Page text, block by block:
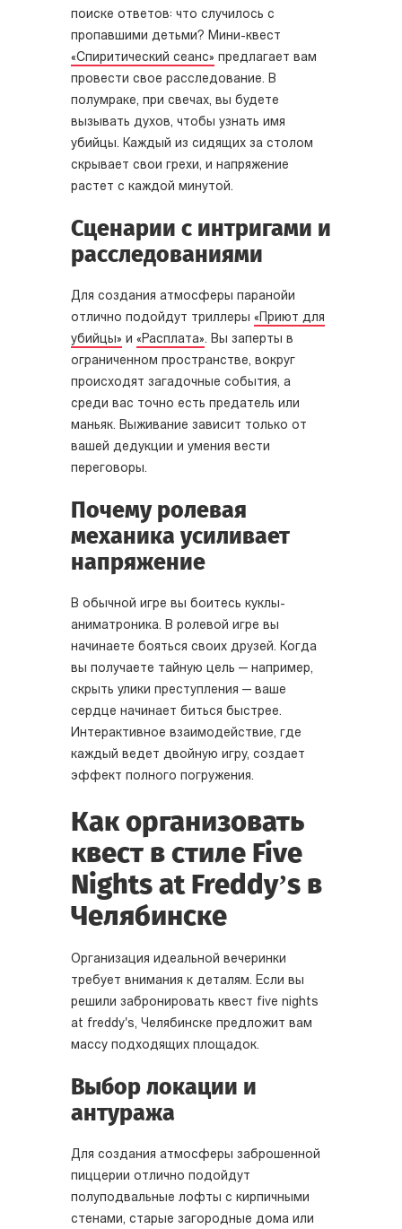
поиске ответов: что случилось с
пропавшими детьми? Мини-квест
«Спиритический сеанс» предлагает вам
провести свое расследование. В
полумраке, при свечах, вы будете
вызывать духов, чтобы узнать имя
убийцы. Каждый из сидящих за столом
скрывает свои грехи, и напряжение
растет с каждой минутой.
Сценарии с интригами и
расследованиями
Для создания атмосферы паранойи
отлично подойдут триллеры «Приют для
убийцы» и «Расплата». Вы заперты в
ограниченном пространстве, вокруг
происходят загадочные события, а
среди вас точно есть предатель или
маньяк. Выживание зависит только от
вашей дедукции и умения вести
переговоры.
Почему ролевая
механика усиливает
напряжение
В обычной игре вы боитесь куклы-
аниматроника. В ролевой игре вы
начинаете бояться своих друзей. Когда
вы получаете тайную цель — например,
скрыть улики преступления — ваше
сердце начинает биться быстрее.
Интерактивное взаимодействие, где
каждый ведет двойную игру, создает
эффект полного погружения.
Как организовать
квест в стиле Five
Nights at Freddy’s в
Челябинске
Организация идеальной вечеринки
требует внимания к деталям. Если вы
решили забронировать квест five nights
at freddy's, Челябинске предложит вам
массу подходящих площадок.
Выбор локации и
антуража
Для создания атмосферы заброшенной
пиццерии отлично подойдут
полуподвальные лофты с кирпичными
стенами, старые загородные дома или